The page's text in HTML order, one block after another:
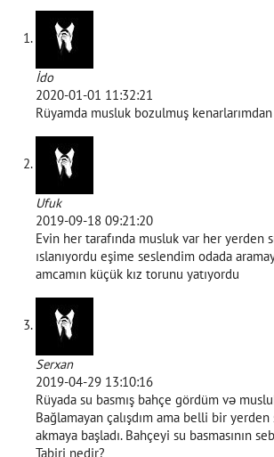
İdo
2020-01-01 11:32:21
Rüyamda musluk bozulmuş kenarlarımdan
Ufuk
2019-09-18 09:21:20
Evin her tarafında musluk var her yerden
ıslanıyordu eşime seslendim odada
amcamın küçük kız torunu yatıyordu
Serxan
2019-04-29 13:10:16
Rüyada su basmış bahçe gördüm və
Bağlamayan çalışdım ama belli bir
akmaya başladı. Bahçeyi su basmasının
Tabiri nedir?